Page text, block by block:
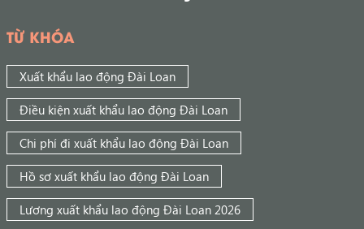
TỪ KHÓA
Xuất khẩu lao động Đài Loan
Điều kiện xuất khẩu lao động Đài Loan
Chi phí đi xuất khẩu lao động Đài Loan
Hồ sơ xuất khẩu lao động Đài Loan
Lương xuất khẩu lao động Đài Loan 2026